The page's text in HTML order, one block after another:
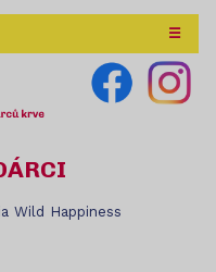
☰
Wild Happiness